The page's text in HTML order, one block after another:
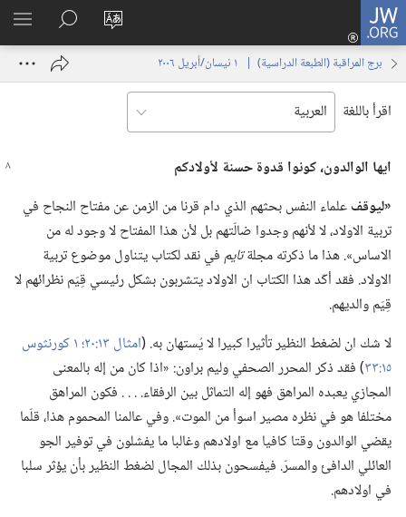
JW.ORG
تغيير
الموقع
تسجيل
الدخول
نافذة
البحث
في
JW.‎ORG
برج المراقبة (‏الطبعة الدراسية)‏ | ‏‎ ١‏ ‏‎نيسان/أبريل‏ ‎٢٠٠٦
اقرأ باللغة
ايها الوالدون،‏ كونوا قدوة حسنة لأولادكم
‏«ليوقفعلماء النفس بحثهم الذي دام قرنا من الزمن عن مفتاح النجاح في
تربية الاولاد،‏ لا لأنهم وجدوا ضالّتهم بل لأن هذا المفتاح لا وجود له من
الاساس».‏ هذا ما ذكرته مجلةتايمفي نقد لكتاب يتناول موضوع تربية
الاولاد.‏ فقد أكّد هذا الكتاب ان الاولاد يتشربون بشكل رئيسي قِيَم نظرائهم لا
قِيَم والديهم.‏
لا شك ان لضغط النظير تأثيرا كبيرا لا يُستهان به.‏ (‏امثال ١٣:‏٢٠؛‏
١ كورنثوس
١٥:‏٣٣
‏)‏ فقد ذكر المحرر الصحفي وليم براون:‏ «اذا كان من إله بالمعنى
المجازي يعبده المراهق فهو إله التماثل بين الرفقاء.‏ .‏ .‏ .‏ فكون المراهق
مختلفا هو في نظره مصير اسوأ من الموت».‏ وفي عالمنا المحموم هذا،‏ قلّما
يقضي الوالدون وقتا كافيا مع اولادهم وغالبا ما يفشلون في توفير الجو
العائلي الدافئ والمسرّ.‏ فيفسحون بذلك المجال لضغط النظير بأن يؤثر سلبا
في اولادهم.‏